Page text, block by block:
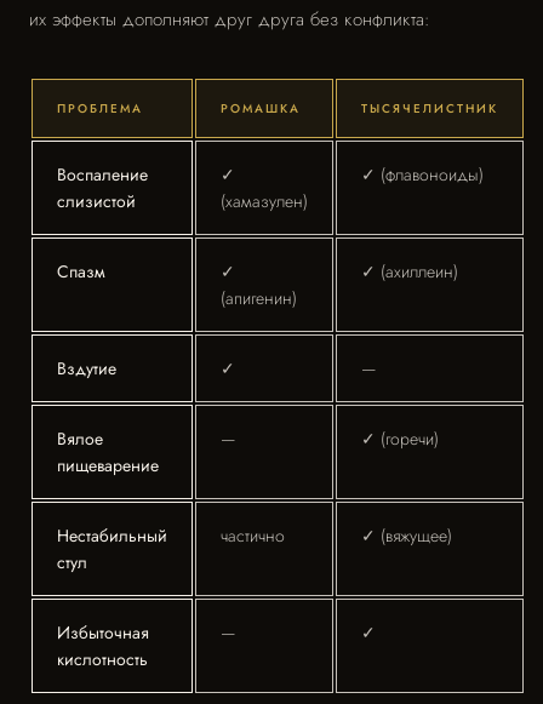
их эффекты дополняют друг друга без конфликта:
ПРОБЛЕМА РОМАШКА ТЫСЯЧЕЛИСТНИК
Воспаление
слизистой
✓
(хамазулен)
✓ (флавоноиды)
Спазм
✓
(апигенин)
✓ (ахиллеин)
Вздутие ✓ —
Вялое
пищеварение
— ✓ (горечи)
Нестабильный
стул
частично ✓ (вяжущее)
Избыточная
кислотность
— ✓